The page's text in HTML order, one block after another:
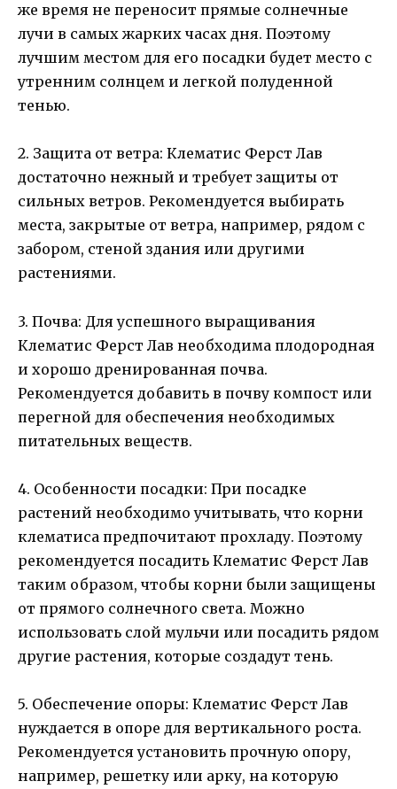
же время не переносит прямые солнечные
лучи в самых жарких часах дня. Поэтому
лучшим местом для его посадки будет место с
утренним солнцем и легкой полуденной
тенью.
2. Защита от ветра: Клематис Ферст Лав
достаточно нежный и требует защиты от
сильных ветров. Рекомендуется выбирать
места, закрытые от ветра, например, рядом с
забором, стеной здания или другими
растениями.
3. Почва: Для успешного выращивания
Клематис Ферст Лав необходима плодородная
и хорошо дренированная почва.
Рекомендуется добавить в почву компост или
перегной для обеспечения необходимых
питательных веществ.
4. Особенности посадки: При посадке
растений необходимо учитывать, что корни
клематиса предпочитают прохладу. Поэтому
рекомендуется посадить Клематис Ферст Лав
таким образом, чтобы корни были защищены
от прямого солнечного света. Можно
использовать слой мульчи или посадить рядом
другие растения, которые создадут тень.
5. Обеспечение опоры: Клематис Ферст Лав
нуждается в опоре для вертикального роста.
Рекомендуется установить прочную опору,
например, решетку или арку, на которую